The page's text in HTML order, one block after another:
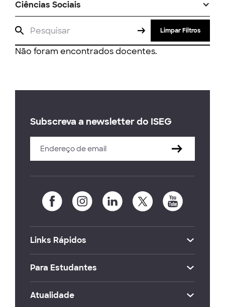
Ciências Sociais
Limpar Filtros
Não foram encontrados docentes.
Subscreva a newsletter do ISEG
Links Rápidos
Para Estudantes
Atualidade